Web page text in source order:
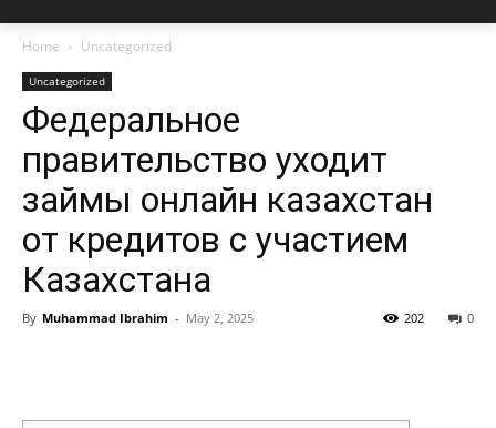
Home Uncategorized
Uncategorized
Федеральное
правительство уходит
займы онлайн казахстан
от кредитов с участием
Казахстана
By Muhammad Ibrahim - May 2, 2025 0
202